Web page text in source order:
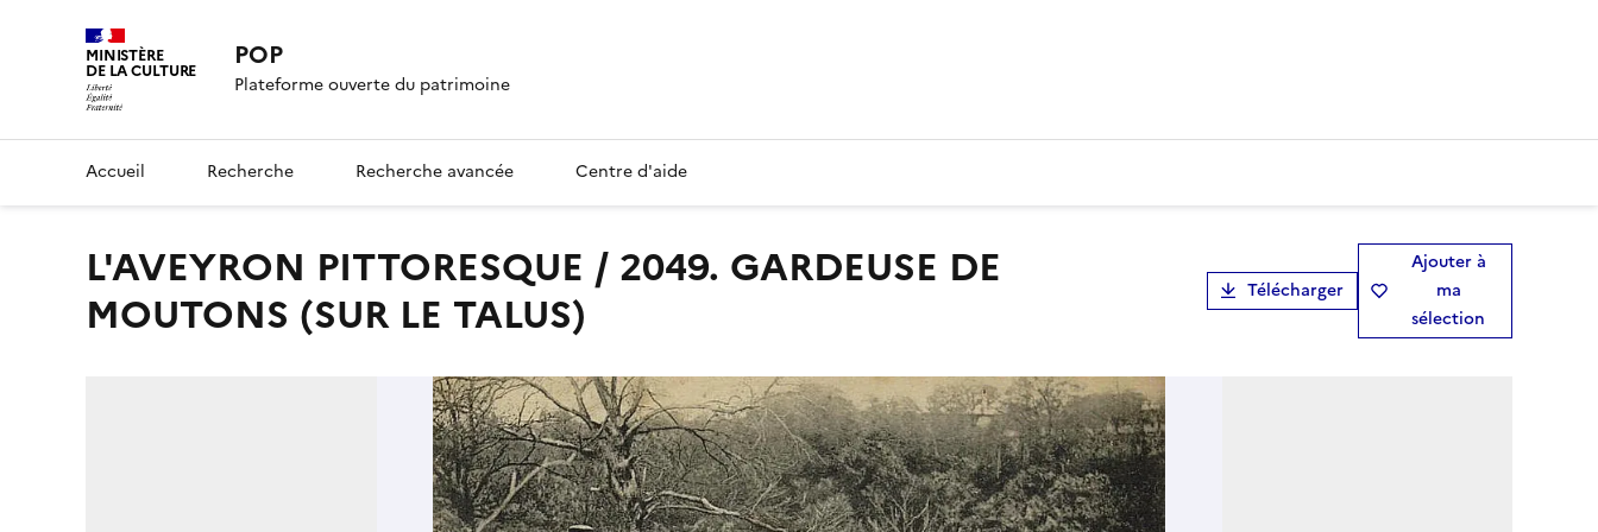
MINISTÈRE
DE LA CULTURE POP
Plateforme ouverte du patrimoine
Accueil Recherche Recherche avancée Centre d'aide
L'AVEYRON PITTORESQUE / 2049. GARDEUSE DE
MOUTONS (SUR LE TALUS)
Télécharger
Ajouter à
ma
sélection